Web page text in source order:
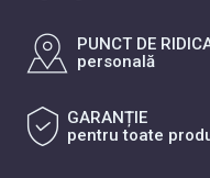
PUNCT DE
personală
GARANȚIE
pentru toate